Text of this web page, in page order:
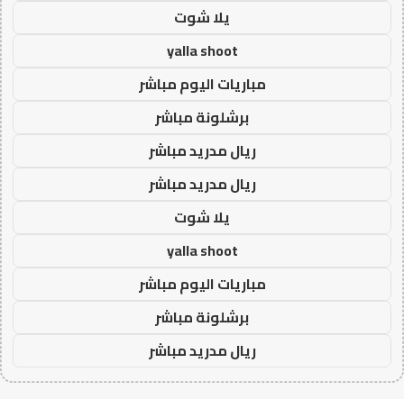
يلا شوت
yalla shoot
مباريات اليوم مباشر
برشلونة مباشر
ريال مدريد مباشر
ريال مدريد مباشر
يلا شوت
yalla shoot
مباريات اليوم مباشر
برشلونة مباشر
ريال مدريد مباشر